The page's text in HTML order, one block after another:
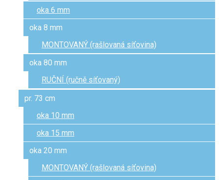
oka 6 mm
oka 8 mm
MONTOVANÝ (rašlovaná síťovina)
oka 80 mm
RUČNÍ (ručně síťovaný)
pr. 73 cm
oka 10 mm
oka 15 mm
oka 20 mm
MONTOVANÝ (rašlovaná síťovina)